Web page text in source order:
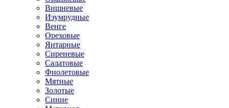
Вишневые
Изумрудные
Венге
Ореховые
Янтарные
Сиреневые
Салатовые
Фиолетовые
Мятные
Золотые
Синие